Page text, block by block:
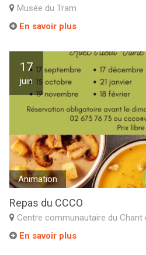
Musée du Tram
En savoir plus
17
juin
Animation
Repas du CCCO
Centre communautaire du Chant
En savoir plus